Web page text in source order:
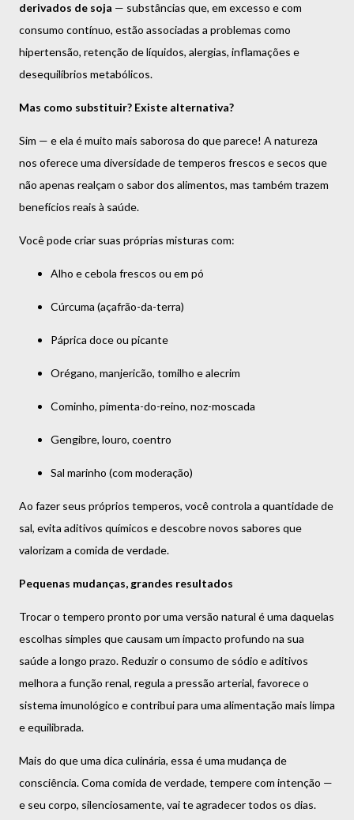
derivados de soja — substâncias que, em excesso e com
consumo contínuo, estão associadas a problemas como
hipertensão, retenção de líquidos, alergias, inflamações e
desequilíbrios metabólicos.
Mas como substituir? Existe alternativa?
Sim — e ela é muito mais saborosa do que parece! A natureza
nos oferece uma diversidade de temperos frescos e secos que
não apenas realçam o sabor dos alimentos, mas também trazem
benefícios reais à saúde.
Você pode criar suas próprias misturas com:
Alho e cebola frescos ou em pó
Cúrcuma (açafrão-da-terra)
Páprica doce ou picante
Orégano, manjericão, tomilho e alecrim
Cominho, pimenta-do-reino, noz-moscada
Gengibre, louro, coentro
Sal marinho (com moderação)
Ao fazer seus próprios temperos, você controla a quantidade de
sal, evita aditivos químicos e descobre novos sabores que
valorizam a comida de verdade.
Pequenas mudanças, grandes resultados
Trocar o tempero pronto por uma versão natural é uma daquelas
escolhas simples que causam um impacto profundo na sua
saúde a longo prazo. Reduzir o consumo de sódio e aditivos
melhora a função renal, regula a pressão arterial, favorece o
sistema imunológico e contribui para uma alimentação mais limpa
e equilibrada.
Mais do que uma dica culinária, essa é uma mudança de
consciência. Coma comida de verdade, tempere com intenção —
e seu corpo, silenciosamente, vai te agradecer todos os dias.